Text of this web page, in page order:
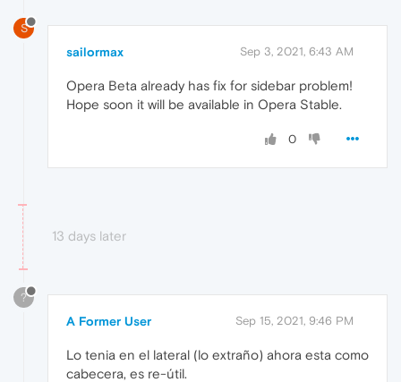
S
sailormax Sep 3, 2021, 6:43 AM
Opera Beta already has fix for sidebar problem!
Hope soon it will be available in Opera Stable.
0
13 days later
?
A Former User Sep 15, 2021, 9:46 PM
Lo tenia en el lateral (lo extraño) ahora esta como
cabecera, es re-útil.